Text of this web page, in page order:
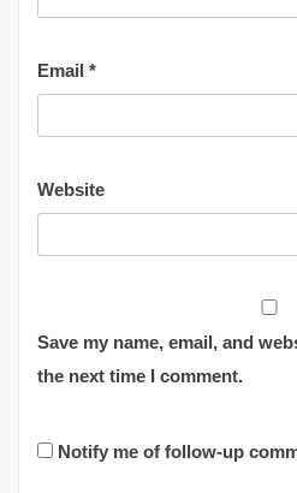
Email *
Website
Save my name, email, and
the next time I comment.
Notify me of follow-up